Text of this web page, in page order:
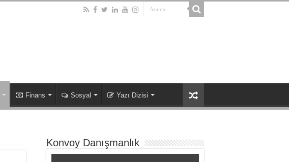
Finans Sosyal Yazı Dizisi
Konvoy Danışmanlık